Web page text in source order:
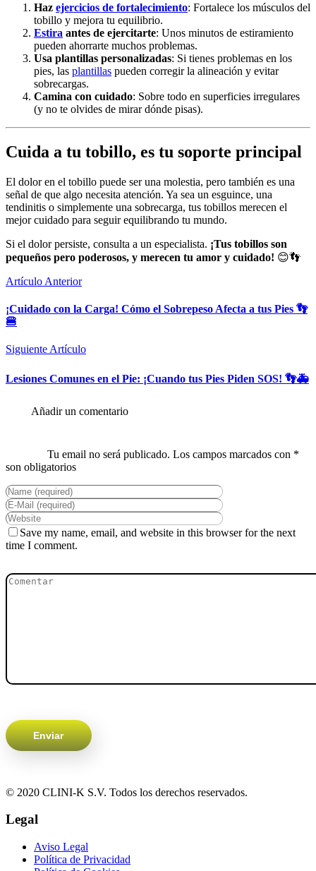
Haz ejercicios de fortalecimiento: Fortalece los músculos del
tobillo y mejora tu equilibrio.
Estira antes de ejercitarte: Unos minutos de estiramiento
pueden ahorrarte muchos problemas.
Usa plantillas personalizadas: Si tienes problemas en los
pies, las plantillas pueden corregir la alineación y evitar
sobrecargas.
Camina con cuidado: Sobre todo en superficies irregulares
(y no te olvides de mirar dónde pisas).
Cuida a tu tobillo, es tu soporte principal
El dolor en el tobillo puede ser una molestia, pero también es una
señal de que algo necesita atención. Ya sea un esguince, una
tendinitis o simplemente una sobrecarga, tus tobillos merecen el
mejor cuidado para seguir equilibrando tu mundo.
Si el dolor persiste, consulta a un especialista. ¡Tus tobillos son
pequeños pero poderosos, y merecen tu amor y cuidado! 😊👣
Artículo Anterior
¡Cuidado con la Carga! Cómo el Sobrepeso Afecta a tus Pies 👣
🍔
Siguiente Artículo
Lesiones Comunes en el Pie: ¡Cuando tus Pies Piden SOS! 👣🚑
Save my name, email, and website in this browser for the next
time I comment.
© 2020 CLINI-K S.V. Todos los derechos reservados.
Legal
Aviso Legal
Política de Privacidad